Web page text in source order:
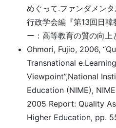
めぐって.ファンダメン
行政学会編『第13回日
ー：高等教育の質の向上
Ohmori, Fujio, 2006,
Transnational
Viewpoint”,National
Education (NIME),
2005 Report: Quality
Higher Education, pp.